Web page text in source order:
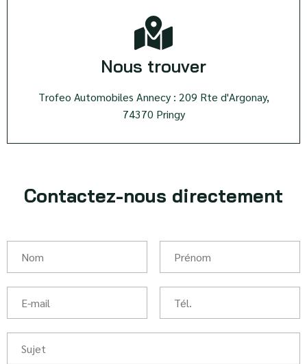
Nous trouver
Trofeo Automobiles Annecy : 209 Rte d'Argonay,
74370 Pringy
Contactez-nous directement